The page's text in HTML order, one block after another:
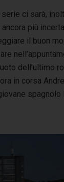
ci sarà,
ancora più
il buon
dell’ultimo
in corsa